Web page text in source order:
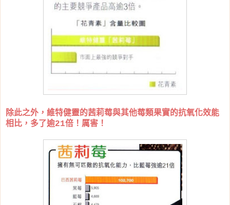
除此之外，維特健靈的茜莉莓與其他莓類果實的抗氧化效能
相比，多了逾21倍！厲害！